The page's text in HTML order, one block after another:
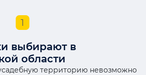
1
выбирают в
области
территорию невозможно